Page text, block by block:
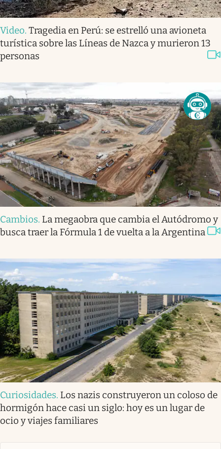
Video. Tragedia en Perú: se estrelló una avioneta
turística sobre las Líneas de Nazca y murieron 13
personas
Cambios. La megaobra que cambia el Autódromo y
busca traer la Fórmula 1 de vuelta a la Argentina
Curiosidades. Los nazis construyeron un coloso de
hormigón hace casi un siglo: hoy es un lugar de
ocio y viajes familiares